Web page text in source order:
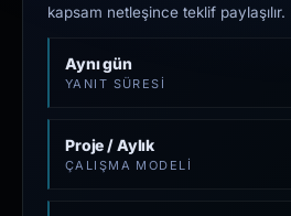
kapsam netleşince teklif paylaşılır.
Aynı gün
YANIT SÜRESI
Proje / Aylık
ÇALIŞMA MODELI